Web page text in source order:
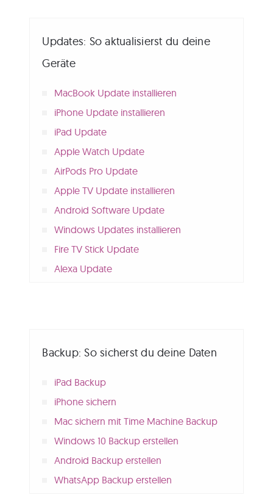
Updates: So aktualisierst du deine
Geräte
MacBook Update installieren
iPhone Update installieren
iPad Update
Apple Watch Update
AirPods Pro Update
Apple TV Update installieren
Android Software Update
Windows Updates installieren
Fire TV Stick Update
Alexa Update
Backup: So sicherst du deine Daten
iPad Backup
iPhone sichern
Mac sichern mit Time Machine Backup
Windows 10 Backup erstellen
Android Backup erstellen
WhatsApp Backup erstellen